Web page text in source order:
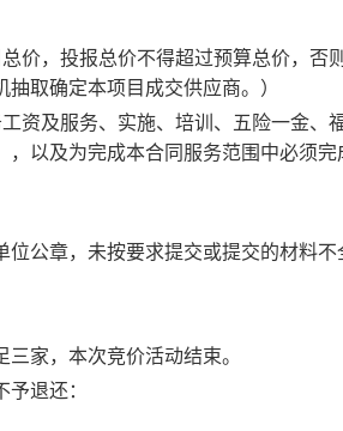
总价，投报总价不得超过预算总价，否
取确定本项目成交供应商。）
资及服务、实施、培训、五险一金、福
，以及为完成本合同服务范围中必须
公章，未按要求提交或提交的材料不
家，本次竞价活动结束。
退还：